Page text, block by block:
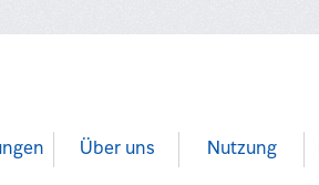
Über uns Nutzung